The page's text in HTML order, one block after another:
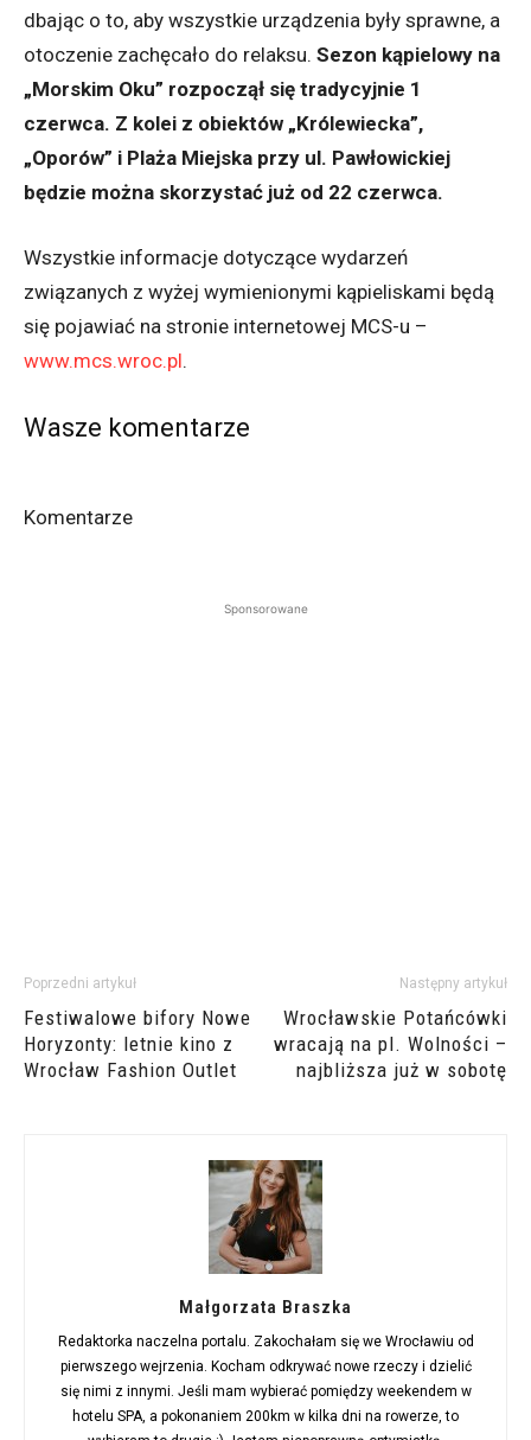
dbając o to, aby wszystkie urządzenia były sprawne, a
otoczenie zachęcało do relaksu. Sezon kąpielowy na
„Morskim Oku” rozpoczął się tradycyjnie 1
czerwca. Z kolei z obiektów „Królewiecka”,
„Oporów” i Plaża Miejska przy ul. Pawłowickiej
będzie można skorzystać już od 22 czerwca.
Wszystkie informacje dotyczące wydarzeń
związanych z wyżej wymienionymi kąpieliskami będą
się pojawiać na stronie internetowej MCS-u –
www.mcs.wroc.pl.
Wasze komentarze
Komentarze
Sponsorowane
Poprzedni artykuł
Festiwalowe bifory Nowe
Horyzonty: letnie kino z
Wrocław Fashion Outlet
Następny artykuł
Wrocławskie Potańcówki
wracają na pl. Wolności –
najbliższa już w sobotę
Małgorzata Braszka
Redaktorka naczelna portalu. Zakochałam się we Wrocławiu od
pierwszego wejrzenia. Kocham odkrywać nowe rzeczy i dzielić
się nimi z innymi. Jeśli mam wybierać pomiędzy weekendem w
hotelu SPA, a pokonaniem 200km w kilka dni na rowerze, to